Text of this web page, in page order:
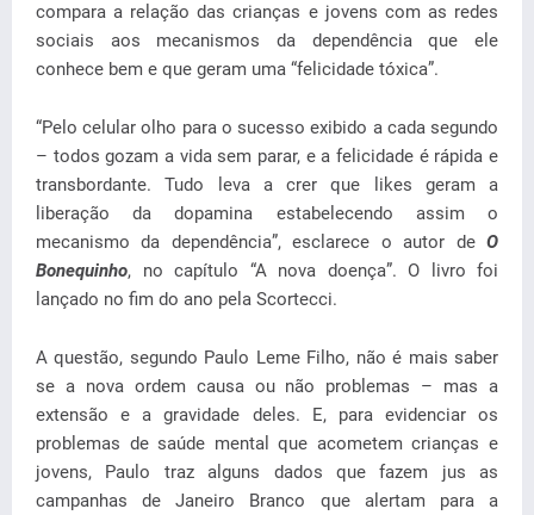
compara a relação das crianças e jovens com as redes
sociais aos mecanismos da dependência que ele
conhece bem e que geram uma “felicidade tóxica”.
“Pelo celular olho para o sucesso exibido a cada segundo
– todos gozam a vida sem parar, e a felicidade é rápida e
transbordante. Tudo leva a crer que likes geram a
liberação da dopamina estabelecendo assim o
mecanismo da dependência”, esclarece o autor de O
Bonequinho, no capítulo “A nova doença”. O livro foi
lançado no fim do ano pela Scortecci.
A questão, segundo Paulo Leme Filho, não é mais saber
se a nova ordem causa ou não problemas – mas a
extensão e a gravidade deles. E, para evidenciar os
problemas de saúde mental que acometem crianças e
jovens, Paulo traz alguns dados que fazem jus as
campanhas de Janeiro Branco que alertam para a